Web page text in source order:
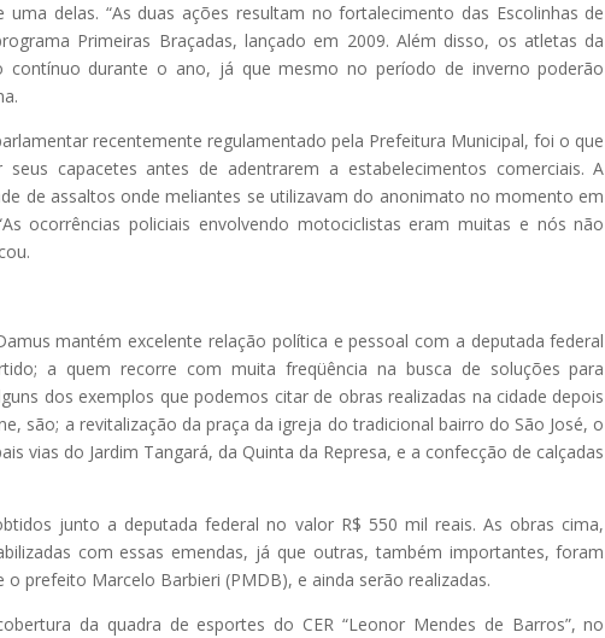
delas. “As duas ações resultam no fortalecimento das Escolinhas de
Primeiras Braçadas, lançado em 2009. Além disso, os atletas da
contínuo durante o ano, já que mesmo no período de inverno poderão
recentemente regulamentado pela Prefeitura Municipal, foi o que
capacetes antes de adentrarem a estabelecimentos comerciais. A
de assaltos onde meliantes se utilizavam do anonimato no momento em
ocorrências policiais envolvendo motociclistas eram muitas e nós não
mantém excelente relação política e pessoal com a deputada federal
a quem recorre com muita freqüência na busca de soluções para
dos exemplos que podemos citar de obras realizadas na cidade depois
são; a revitalização da praça da igreja do tradicional bairro do São José, o
vias do Jardim Tangará, da Quinta da Represa, e a confecção de calçadas
junto a deputada federal no valor R$ 550 mil reais. As obras cima,
com essas emendas, já que outras, também importantes, foram
o prefeito Marcelo Barbieri (PMDB), e ainda serão realizadas.
da quadra de esportes do CER “Leonor Mendes de Barros”, no